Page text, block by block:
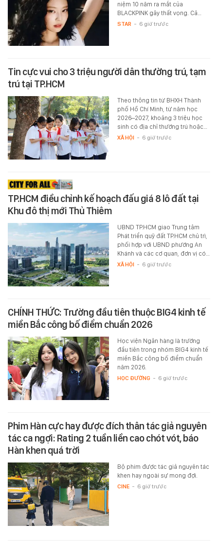
niệm 10 năm ra mắt của
BLACKPINK gây thất vọng. Cả…
STAR - 6 giờ trước
Tin cực vui cho 3 triệu người dân thường trú, tạm
trú tại TP.HCM
Theo thông tin từ BHXH Thành
phố Hồ Chí Minh, từ năm học
2026–2027, khoảng 3 triệu học
sinh có địa chỉ thường trú hoặc…
XÃ HỘI - 6 giờ trước
TP.HCM điều chỉnh kế hoạch đấu giá 8 lô đất tại
Khu đô thị mới Thủ Thiêm
UBND TP.HCM giao Trung tâm
Phát triển quỹ đất TP.HCM chủ trì,
phối hợp với UBND phường An
Khánh và các cơ quan, đơn vị có…
XÃ HỘI - 6 giờ trước
CHÍNH THỨC: Trường đầu tiên thuộc BIG4 kinh tế
miền Bắc công bố điểm chuẩn 2026
Học viện Ngân hàng là trường
đầu tiên trong nhóm BIG4 kinh tế
miền Bắc công bố điểm chuẩn
năm 2026.
HỌC ĐƯỜNG - 6 giờ trước
Phim Hàn cực hay được đích thân tác giả nguyên
tác ca ngợi: Rating 2 tuần liền cao chót vót, báo
Hàn khen quá trời
Bộ phim được tác giả nguyên tác
khen hay ngoài sự mong đợi.
CINE - 6 giờ trước